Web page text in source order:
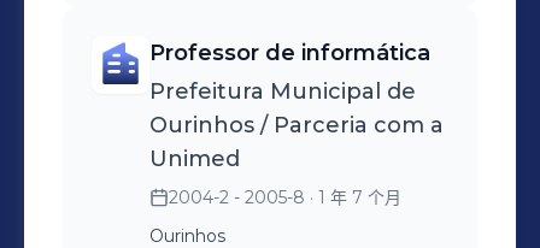
Professor de informática
Prefeitura Municipal de
Ourinhos / Parceria com a
Unimed
2004-2 - 2005-8 · 1 年 7 个月
Ourinhos